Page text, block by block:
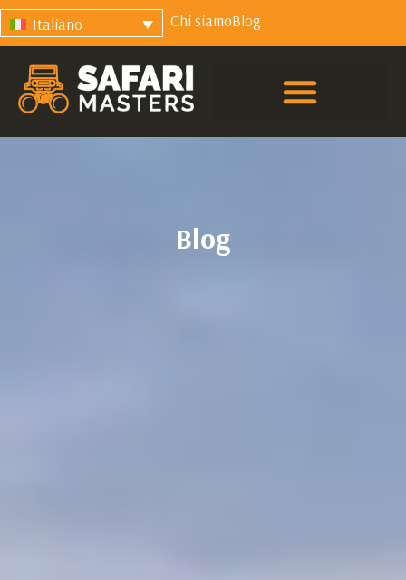
Italiano Chi siamoBlog
Blog